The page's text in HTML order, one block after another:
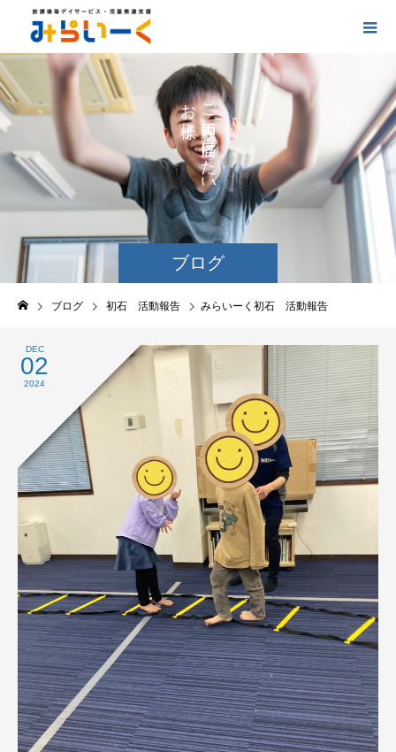
ブログ
ご
に
け
た
い
お
の
の
ブログ 初石 活動報告 みらいーく初石 活動報告
DEC
02
2024